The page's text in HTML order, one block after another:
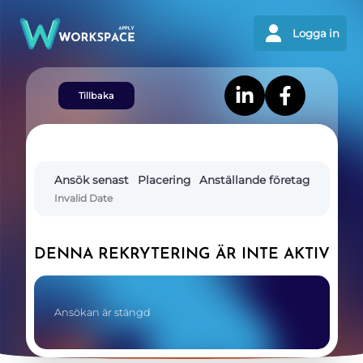
Logga in
Tillbaka
Ansök senast
Invalid Date
Placering Anställande företag
DENNA REKRYTERING ÄR INTE AKTIV
Ansökan är stängd